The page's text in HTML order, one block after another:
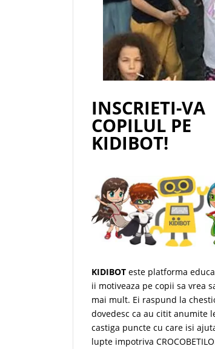
INSCRIETI-VA
COPILUL PE
KIDIBOT!
KIDIBOT este platforma
ii motiveaza pe copii sa vrea
mai mult. Ei raspund la
dovedesc ca au citit anumite
castiga puncte cu care isi
lupte impotriva